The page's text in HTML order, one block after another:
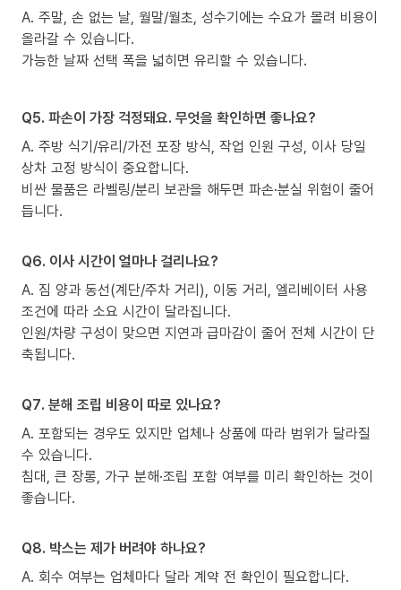
A. 주말, 손 없는 날, 월말/월초, 성수기에는 수요가 몰려 비용이
올라갈 수 있습니다.
가능한 날짜 선택 폭을 넓히면 유리할 수 있습니다.
Q5. 파손이 가장 걱정돼요. 무엇을 확인하면 좋나요?
A. 주방 식기/유리/가전 포장 방식, 작업 인원 구성, 이사 당일
상차 고정 방식이 중요합니다.
비싼 물품은 라벨링/분리 보관을 해두면 파손·분실 위험이 줄어
듭니다.
Q6. 이사 시간이 얼마나 걸리나요?
A. 짐 양과 동선(계단/주차 거리), 이동 거리, 엘리베이터 사용
조건에 따라 소요 시간이 달라집니다.
인원/차량 구성이 맞으면 지연과 급마감이 줄어 전체 시간이 단
축됩니다.
Q7. 분해 조립 비용이 따로 있나요?
A. 포함되는 경우도 있지만 업체나 상품에 따라 범위가 달라질
수 있습니다.
침대, 큰 장롱, 가구 분해·조립 포함 여부를 미리 확인하는 것이
좋습니다.
Q8. 박스는 제가 버려야 하나요?
A. 회수 여부는 업체마다 달라 계약 전 확인이 필요합니다.